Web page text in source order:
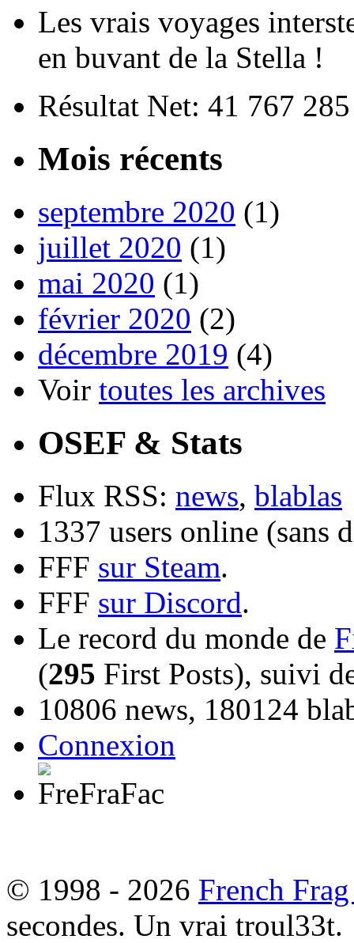
Les vrais voyages
en buvant de la Stella !
Résultat Net: 41 767
Mois récents
septembre 2020 (1)
juillet 2020 (1)
mai 2020 (1)
février 2020 (2)
décembre 2019 (4)
Voir toutes les archives
OSEF & Stats
Flux RSS: news, blablas
1337 users online (sans
FFF sur Steam.
FFF sur Discord.
Le record du monde de
(295 First Posts), suivi
10806 news, 180124
Connexion
© 1998 - 2026 French
secondes. Un vrai troul33t.